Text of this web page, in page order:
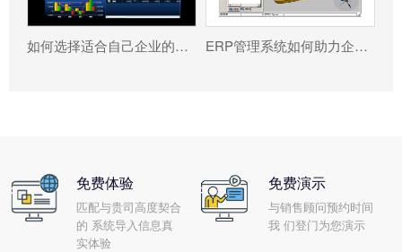
如何选择适合自己企业的ERP软件? ERP管理系统如何助力企业实现高效管理?
免费体验
匹配与贵司高度契合
的 系统导入信息真
实体验
免费演示
与销售顾问预约时间
我 们登门为您演示